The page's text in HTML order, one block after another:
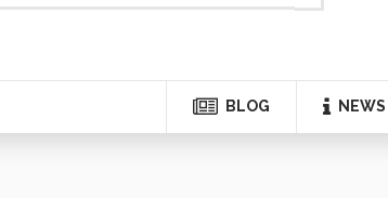
NEWS
BLOG